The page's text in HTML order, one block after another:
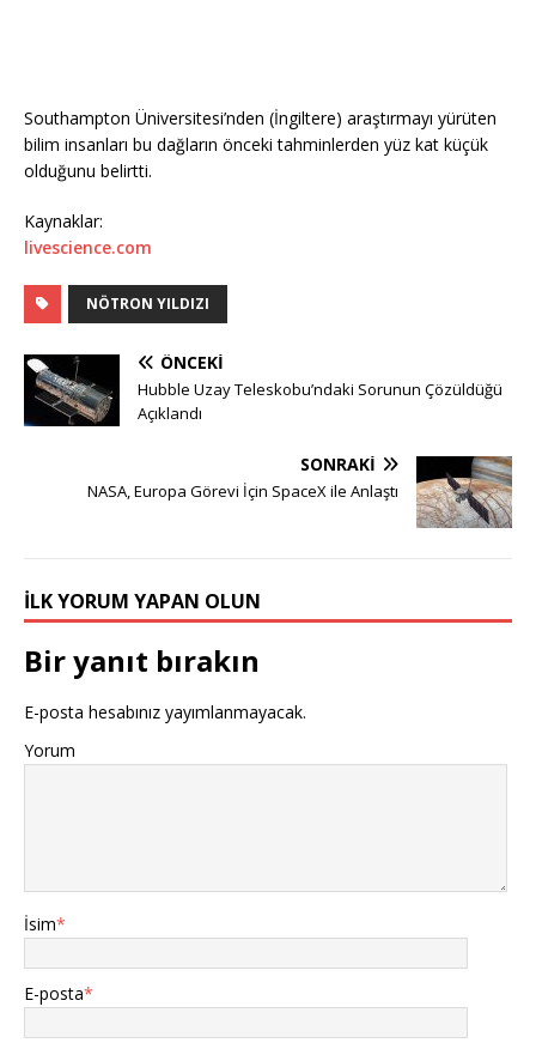
Southampton Üniversitesi’nden (İngiltere) araştırmayı yürüten
bilim insanları bu dağların önceki tahminlerden yüz kat küçük
olduğunu belirtti.
Kaynaklar:
livescience.com
NÖTRON YILDIZI
ÖNCEKI
Hubble Uzay Teleskobu’ndaki Sorunun Çözüldüğü
Açıklandı
SONRAKI
NASA, Europa Görevi İçin SpaceX ile Anlaştı
İLK YORUM YAPAN OLUN
Bir yanıt bırakın
E-posta hesabınız yayımlanmayacak.
Yorum
İsim*
E-posta*